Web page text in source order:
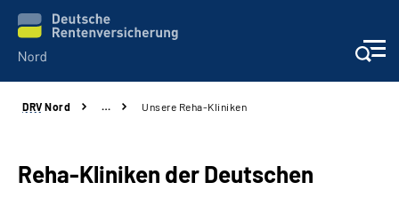
Aktuelles
Services
DRV Nord … Unsere Reha-Kliniken
Reha-Kliniken der Deutschen